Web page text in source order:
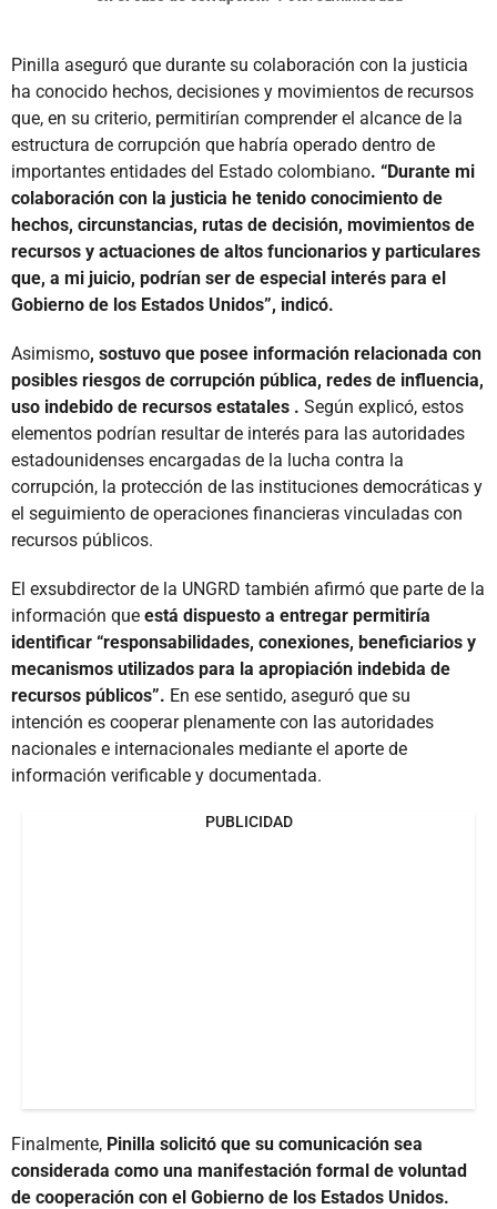
Pinilla aseguró que durante su colaboración con la justicia
ha conocido hechos, decisiones y movimientos de recursos
que, en su criterio, permitirían comprender el alcance de la
estructura de corrupción que habría operado dentro de
importantes entidades del Estado colombiano. “Durante mi
colaboración con la justicia he tenido conocimiento de
hechos, circunstancias, rutas de decisión, movimientos de
recursos y actuaciones de altos funcionarios y particulares
que, a mi juicio, podrían ser de especial interés para el
Gobierno de los Estados Unidos”, indicó.
Asimismo, sostuvo que posee información relacionada con
posibles riesgos de corrupción pública, redes de influencia,
uso indebido de recursos estatales . Según explicó, estos
elementos podrían resultar de interés para las autoridades
estadounidenses encargadas de la lucha contra la
corrupción, la protección de las instituciones democráticas y
el seguimiento de operaciones financieras vinculadas con
recursos públicos.
El exsubdirector de la UNGRD también afirmó que parte de la
información que está dispuesto a entregar permitiría
identificar “responsabilidades, conexiones, beneficiarios y
mecanismos utilizados para la apropiación indebida de
recursos públicos”. En ese sentido, aseguró que su
intención es cooperar plenamente con las autoridades
nacionales e internacionales mediante el aporte de
información verificable y documentada.
PUBLICIDAD
Finalmente, Pinilla solicitó que su comunicación sea
considerada como una manifestación formal de voluntad
de cooperación con el Gobierno de los Estados Unidos.